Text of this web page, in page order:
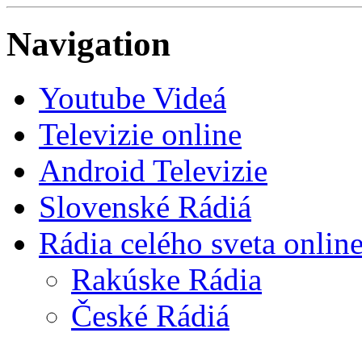
Navigation
Youtube Videá
Televizie online
Android Televizie
Slovenské Rádiá
Rádia celého sveta
Rakúske Rádia
České Rádiá